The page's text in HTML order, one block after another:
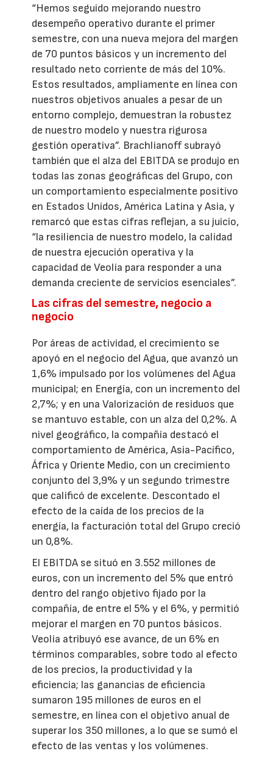
“Hemos seguido mejorando nuestro
desempeño operativo durante el primer
semestre, con una nueva mejora del margen
de 70 puntos básicos y un incremento del
resultado neto corriente de más del 10%.
Estos resultados, ampliamente en línea con
nuestros objetivos anuales a pesar de un
entorno complejo, demuestran la robustez
de nuestro modelo y nuestra rigurosa
gestión operativa”. Brachlianoff subrayó
también que el alza del EBITDA se produjo en
todas las zonas geográficas del Grupo, con
un comportamiento especialmente positivo
en Estados Unidos, América Latina y Asia, y
remarcó que estas cifras reflejan, a su juicio,
“la resiliencia de nuestro modelo, la calidad
de nuestra ejecución operativa y la
capacidad de Veolia para responder a una
demanda creciente de servicios esenciales”.
Las cifras del semestre, negocio a
negocio
Por áreas de actividad, el crecimiento se
apoyó en el negocio del Agua, que avanzó un
1,6% impulsado por los volúmenes del Agua
municipal; en Energía, con un incremento del
2,7%; y en una Valorización de residuos que
se mantuvo estable, con un alza del 0,2%. A
nivel geográfico, la compañía destacó el
comportamiento de América, Asia-Pacífico,
África y Oriente Medio, con un crecimiento
conjunto del 3,9% y un segundo trimestre
que calificó de excelente. Descontado el
efecto de la caída de los precios de la
energía, la facturación total del Grupo creció
un 0,8%.
El EBITDA se situó en 3.552 millones de
euros, con un incremento del 5% que entró
dentro del rango objetivo fijado por la
compañía, de entre el 5% y el 6%, y permitió
mejorar el margen en 70 puntos básicos.
Veolia atribuyó ese avance, de un 6% en
términos comparables, sobre todo al efecto
de los precios, la productividad y la
eficiencia; las ganancias de eficiencia
sumaron 195 millones de euros en el
semestre, en línea con el objetivo anual de
superar los 350 millones, a lo que se sumó el
efecto de las ventas y los volúmenes.